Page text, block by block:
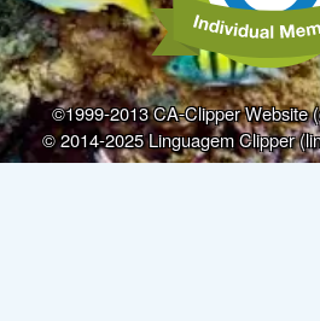
©1999-2013 CA-Clipper Website
© 2014-2025 Linguagem Clipper